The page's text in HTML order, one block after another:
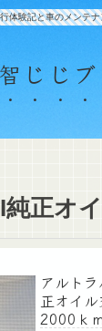
体験記と車のメンテ
智じじ
正オ
アルト
正オイ
2000ｋ